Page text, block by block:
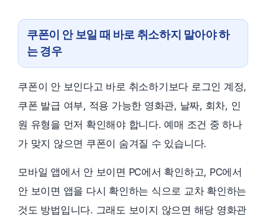
쿠폰이 안 보일 때 바로 취소하지 말아야 하
는 경우
쿠폰이 안 보인다고 바로 취소하기보다 로그인 계정,
쿠폰 발급 여부, 적용 가능한 영화관, 날짜, 회차, 인
원 유형을 먼저 확인해야 합니다. 예매 조건 중 하나
가 맞지 않으면 쿠폰이 숨겨질 수 있습니다.
모바일 앱에서 안 보이면 PC에서 확인하고, PC에서
안 보이면 앱을 다시 확인하는 식으로 교차 확인하는
것도 방법입니다. 그래도 보이지 않으면 해당 영화관